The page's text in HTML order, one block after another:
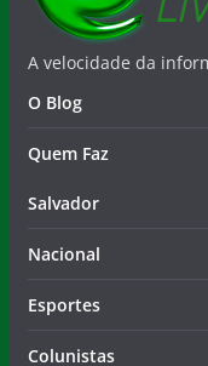
A velocidade da
O Blog
Quem Faz
Salvador
Nacional
Esportes
Colunistas